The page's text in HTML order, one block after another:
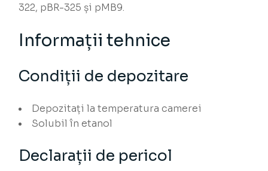
322, pBR-325 și pMB9.
Informații tehnice
Condiții de depozitare
Depozitați la temperatura camerei
Solubil în etanol
Declarații de pericol